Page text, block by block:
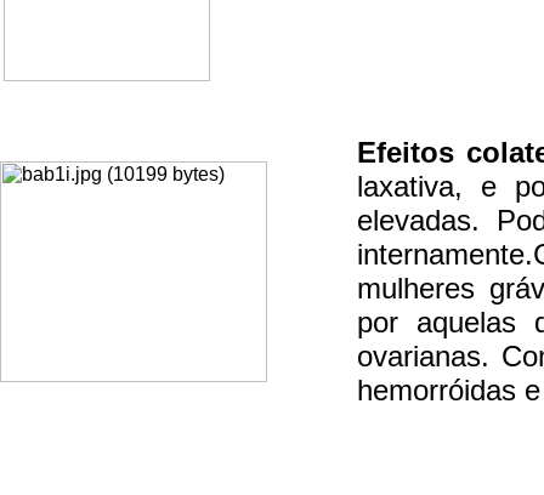
Efeitos
laxativa, e
elevadas.
mulheres
por aquelas
ovarianas.
hemorróidas